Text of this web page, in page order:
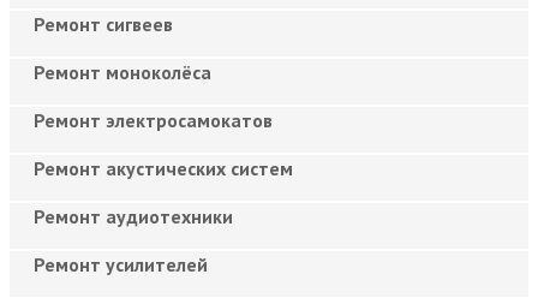
Ремонт сигвеев
Ремонт моноколёса
Ремонт электросамокатов
Ремонт акустических систем
Ремонт аудиотехники
Ремонт усилителей